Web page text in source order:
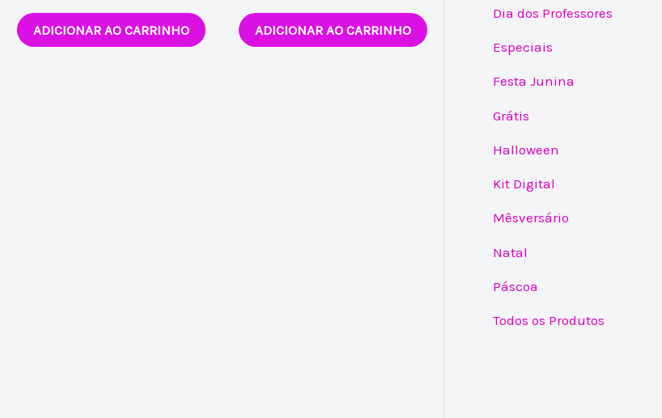
ADICIONAR AO CARRINHO ADICIONAR AO CARRINHO
Dia dos Professores
Especiais
Festa Junina
Grátis
Halloween
Kit Digital
Mêsversário
Natal
Páscoa
Todos os Produtos